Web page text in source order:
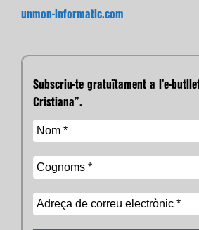
unmon-informatic.com
Subscriu-te gratuïtament a l’e-
Cristiana”.